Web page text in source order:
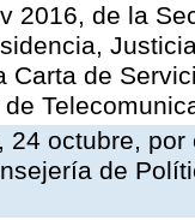
2016, de la
Carta de
24 octubre,
de